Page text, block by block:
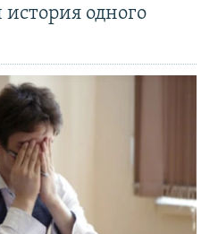
одного